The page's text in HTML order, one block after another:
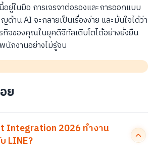
ยู่ในมือ การเจรจาต่อรองและการออกแบบ
ด้าน AI จะกลายเป็นเรื่องง่าย และมั่นใจได้ว่า
กิจของคุณในยุคดิจิทัลเติบโตได้อย่างยั่งยืน
นักงานอย่างไม่รู้จบ
ย
Integration 2026 ทำงาน
LINE?